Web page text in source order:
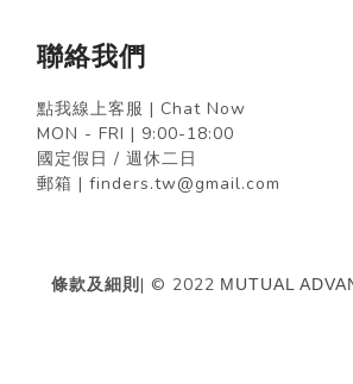
聯絡我們
點我線上客服 | Chat Now
MON - FRI | 9:00-18:00
國定假日 / 週休二日
郵箱 | finders.tw@gmail.com
條款及細則| © 2022 MUTUAL